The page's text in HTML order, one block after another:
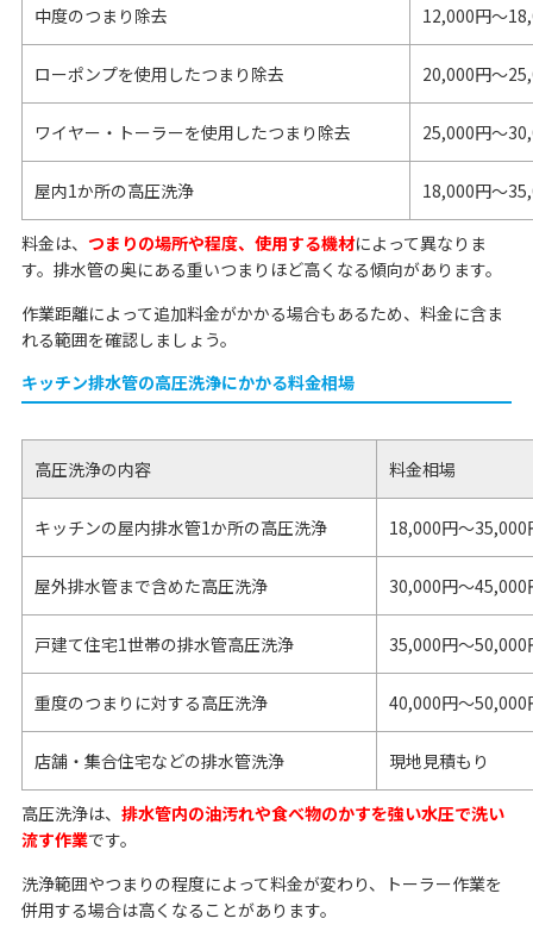
中度のつまり除去 12,000円～
ローポンプを使用したつまり除去 20,000円～
ワイヤー・トーラーを使用したつまり除去 25,000円～
屋内1か所の高圧洗浄 18,000円～
料金は、 つまりの場所や程度、使用する機材によって異なりま
す。排水管の奥にある重いつまりほど高くなる傾向があります。
作業距離によって追加料金がかかる場合もあるため、料金に含ま
れる範囲を確認しましょう。
キッチン排水管の高圧洗浄にかかる料金相場
高圧洗浄の内容 料金相場
キッチンの屋内排水管1か所の高圧洗浄 18,000円～35,000
屋外排水管まで含めた高圧洗浄 30,000円～45,000
戸建て住宅1世帯の排水管高圧洗浄 35,000円～50,000
重度のつまりに対する高圧洗浄 40,000円～50,000
店舗・集合住宅などの排水管洗浄 現地見積もり
高圧洗浄は、 排水管内の油汚れや食べ物のかすを強い水圧で洗い
流す作業です。
洗浄範囲やつまりの程度によって料金が変わり、トーラー作業を
併用する場合は高くなることがあります。